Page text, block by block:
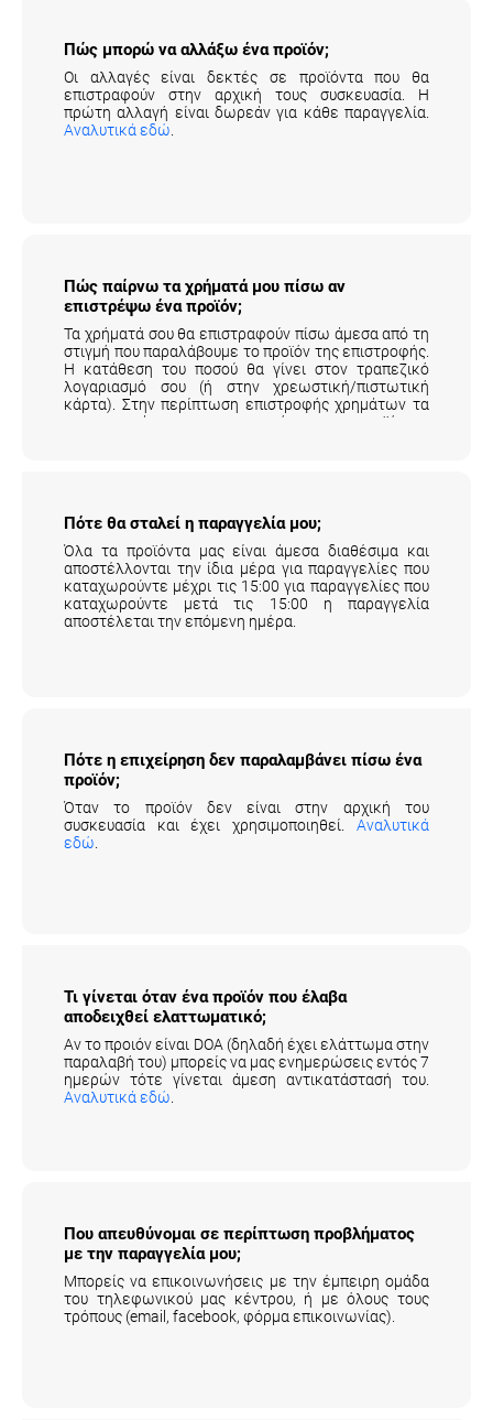
Πώς μπορώ να αλλάξω ένα προϊόν;
Οι αλλαγές είναι δεκτές σε προϊόντα που θα
επιστραφούν στην αρχική τους συσκευασία. Η
πρώτη αλλαγή είναι δωρεάν για κάθε παραγγελία.
Αναλυτικά εδώ
Πώς παίρνω τα χρήματά μου πίσω αν
επιστρέψω ένα προϊόν;
Τα χρήματά σου θα επιστραφούν πίσω άμεσα από τη
στιγμή που παραλάβουμε το προϊόν της επιστροφής.
Η κατάθεση του ποσού θα γίνει στον τραπεζικό
λογαριασμό σου (ή στην χρεωστική/πιστωτική
κάρτα). Στην περίπτωση επιστροφής χρημάτων τα
μεταφορικά της επιστροφής του προϊόντος
Πότε θα σταλεί η παραγγελία μου;
Όλα τα προϊόντα μας είναι άμεσα διαθέσιμα και
αποστέλλονται την ίδια μέρα για παραγγελίες που
καταχωρούντε μέχρι τις 15:00 για παραγγελίες που
καταχωρούντε μετά τις 15:00 η παραγγελία
αποστέλεται την επόμενη ημέρα.
Πότε η επιχείρηση δεν παραλαμβάνει πίσω
ένα προϊόν;
Όταν το προϊόν δεν είναι στην αρχική του
συσκευασία και έχει χρησιμοποιηθεί.
Αναλυτικά
εδώ
Τι γίνεται όταν ένα προϊόν που έλαβα
αποδειχθεί ελαττωματικό;
Αν το προιόν είναι DOA (δηλαδή έχει ελάττωμα στην
παραλαβή του) μπορείς να μας ενημερώσεις εντός 7
ημερών τότε γίνεται άμεση αντικατάστασή του.
Αναλυτικά εδώ
Που απευθύνομαι σε περίπτωση
προβλήματος με την παραγγελία μου;
Μπορείς να επικοινωνήσεις με την έμπειρη ομάδα
του τηλεφωνικού μας κέντρου, ή με όλους τους
τρόπους (email, facebook, φόρμα επικοινωνίας).